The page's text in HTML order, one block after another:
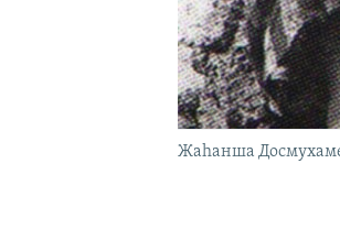
Жаһанша